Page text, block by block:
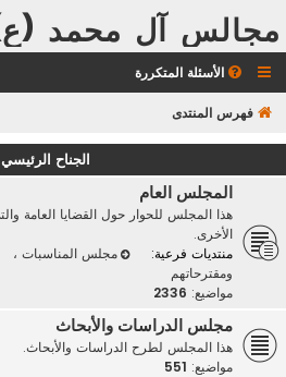
مجالس آل محمد
الأسئلة المتكررة
فهرس المنتدى
الجناح الرئيسي
المجلس العام
هذا المجلس للحوار حول القضايا العامة
الأخرى.
منتديات فرعية:
مجلس المناسبات ،
ومقترحاتهم
مواضيع: 2336
مجلس الدراسات والأبحاث
هذا المجلس لطرح الدراسات والأبحاث.
مواضيع: 551